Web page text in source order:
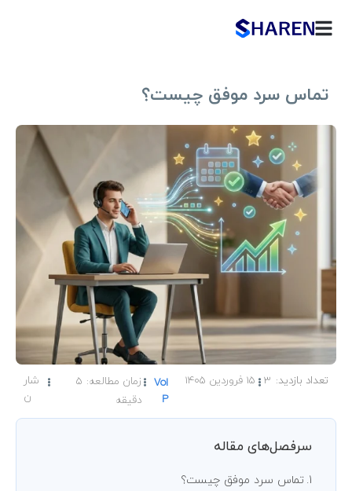
تماس سرد موفق چیست؟
VoI
P
زمان مطالعه: 5
دقیقه
شار
ن
3 15 فروردین 1405
سرفصل‌های مقاله
تماس سرد موفق چیست؟